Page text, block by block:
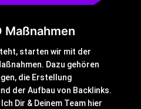
Maßnahmen
starten wir mit der
Dazu gehören
die Erstellung
der Aufbau von Backlinks.
Dir & Deinem Team hier